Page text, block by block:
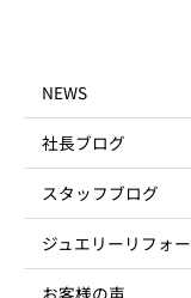
NEWS
社長ブログ
スタッフブログ
ジュエリーリフォ
お客様の声